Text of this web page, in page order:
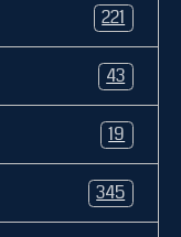
221
43
19
345